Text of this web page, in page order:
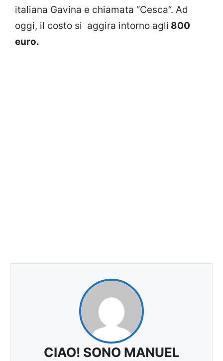
italiana Gavina e chiamata “Cesca”. Ad
oggi, il costo si aggira intorno agli 800
euro.
CIAO! SONO MANUEL